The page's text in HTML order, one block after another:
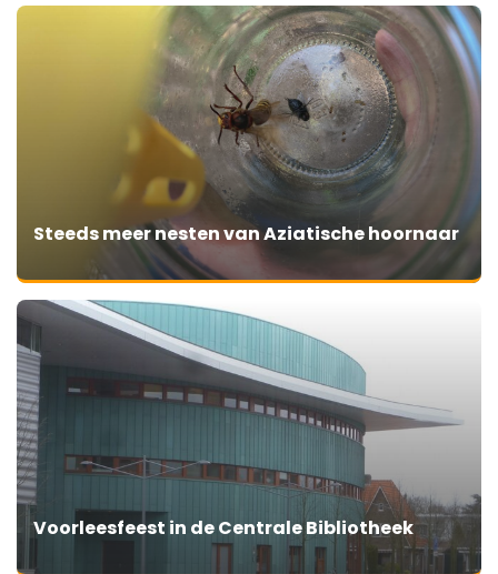
Steeds meer nesten van Aziatische hoornaar
Voorleesfeest in de Centrale Bibliotheek